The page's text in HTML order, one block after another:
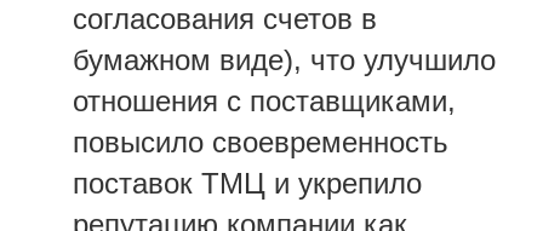
согласования счетов в
бумажном виде), что улучшило
отношения с поставщиками,
повысило своевременность
поставок ТМЦ и укрепило
репутацию компании как